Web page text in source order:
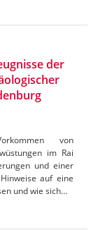
der
von
im Rai
und einer
auf eine
und wie sich…